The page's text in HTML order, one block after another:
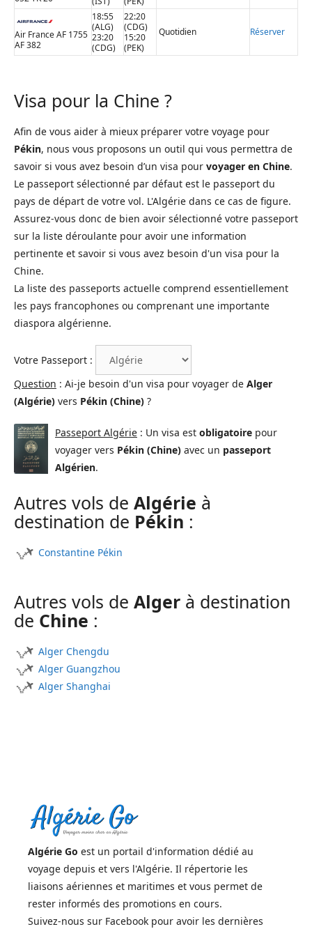
Air France AF 1755
AF 382
18:55
(ALG)
23:20
(CDG)
22:20
(CDG)
15:20
(PEK)
Quotidien Réserver
Visa pour la Chine ?
Afin de vous aider à mieux préparer votre voyage pour
Pékin, nous vous proposons un outil qui vous permettra de
savoir si vous avez besoin d’un visa pour voyager en Chine.
Le passeport sélectionné par défaut est le passeport du
pays de départ de votre vol. L'Algérie dans ce cas de figure.
Assurez-vous donc de bien avoir sélectionné votre passeport
sur la liste déroulante pour avoir une information
pertinente et savoir si vous avez besoin d'un visa pour la
Chine.
La liste des passeports actuelle comprend essentiellement
les pays francophones ou comprenant une importante
diaspora algérienne.
Votre Passeport :
Question : Ai-je besoin d'un visa pour voyager de Alger
(Algérie) vers Pékin (Chine) ?
Passeport Algérie : Un visa est obligatoire pour
voyager vers Pékin (Chine) avec un passeport
Algérien.
Autres vols de Algérie à
destination de Pékin :
Constantine Pékin
Autres vols de Alger à destination
de Chine :
Alger Chengdu
Alger Guangzhou
Alger Shanghai
Algérie Go est un portail d'information dédié au
voyage depuis et vers l'Algérie. Il répertorie les
liaisons aériennes et maritimes et vous permet de
rester informés des promotions en cours.
Suivez-nous sur Facebook pour avoir les dernières